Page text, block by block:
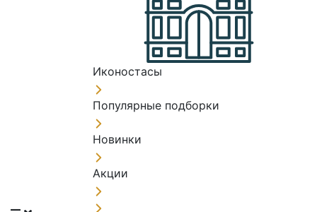
Иконостасы
Популярные подборки
Новинки
Акции